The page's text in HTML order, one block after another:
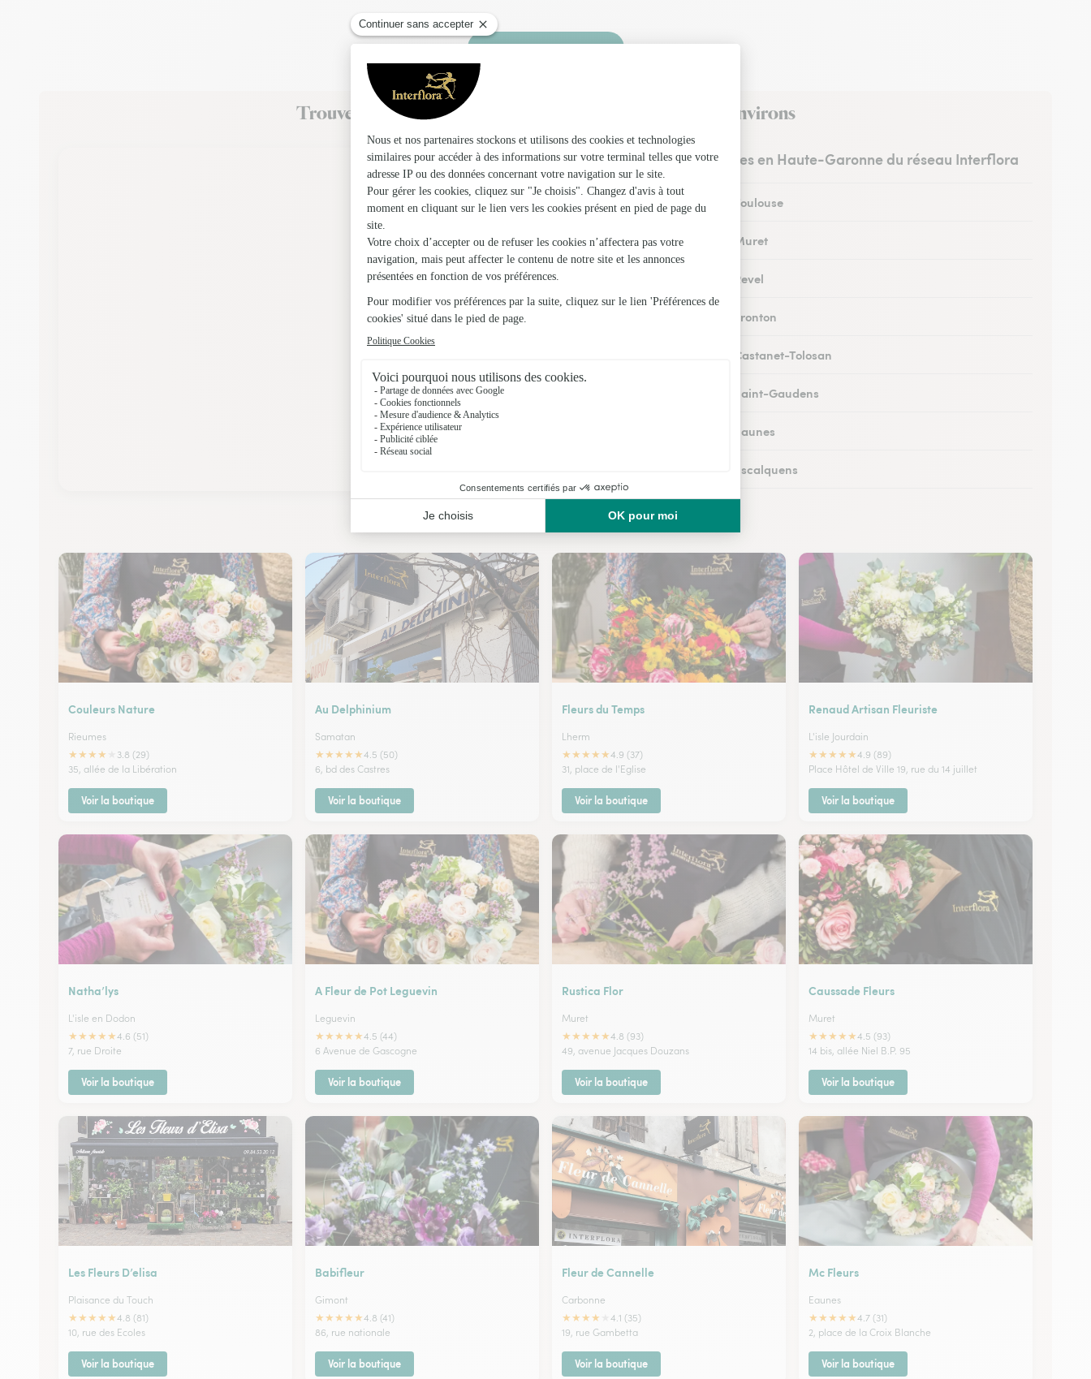
Faire livrer des fleurs
Trouvez un fleuriste Interflora à Sabonnères et dans ses environs
Les fleuristes en Haute-Garonne du réseau Interflora
Fleuristes à Toulouse
Fleuristes à Muret
Fleuristes à Revel
Fleuristes à Fronton
Fleuristes à Castanet-Tolosan
Fleuristes à Saint-Gaudens
Fleuristes à Eaunes
Fleuristes à Escalquens
Nos fleuristes à Sabonnères
Couleurs Nature
Rieumes
★★★★
3.8 (29)
35, allée de la Libération
Voir la boutique
Au Delphinium
Samatan
★★★★★4.5 (50)
6, bd des Castres
Voir la boutique
Fleurs du Temps
Lherm
★★★★★4.9 (37)
31, place de l'Eglise
Voir la boutique
Renaud Artisan Fleuriste
L'isle Jourdain
★★★★★4.9 (89)
Place Hôtel de Ville 19, rue du 14 juillet
Voir la boutique
Natha’lys
L'isle en Dodon
★★★★★4.6 (51)
7, rue Droite
Voir la boutique
A Fleur de Pot Leguevin
Leguevin
★★★★★4.5 (44)
6 Avenue de Gascogne
Voir la boutique
Rustica Flor
Muret
★★★★★4.8 (93)
49, avenue Jacques Douzans
Voir la boutique
Caussade Fleurs
Muret
★★★★★4.5 (93)
14 bis, allée Niel B.P. 95
Voir la boutique
Les Fleurs D’elisa
Plaisance du Touch
★★★★★4.8 (81)
10, rue des Ecoles
Voir la boutique
Babifleur
Gimont
★★★★★4.8 (41)
86, rue nationale
Voir la boutique
Fleur de Cannelle
Carbonne
★★★★
4.1 (35)
19, rue Gambetta
Voir la boutique
Mc Fleurs
Eaunes
★★★★★4.7 (31)
2, place de la Croix Blanche
Voir la boutique